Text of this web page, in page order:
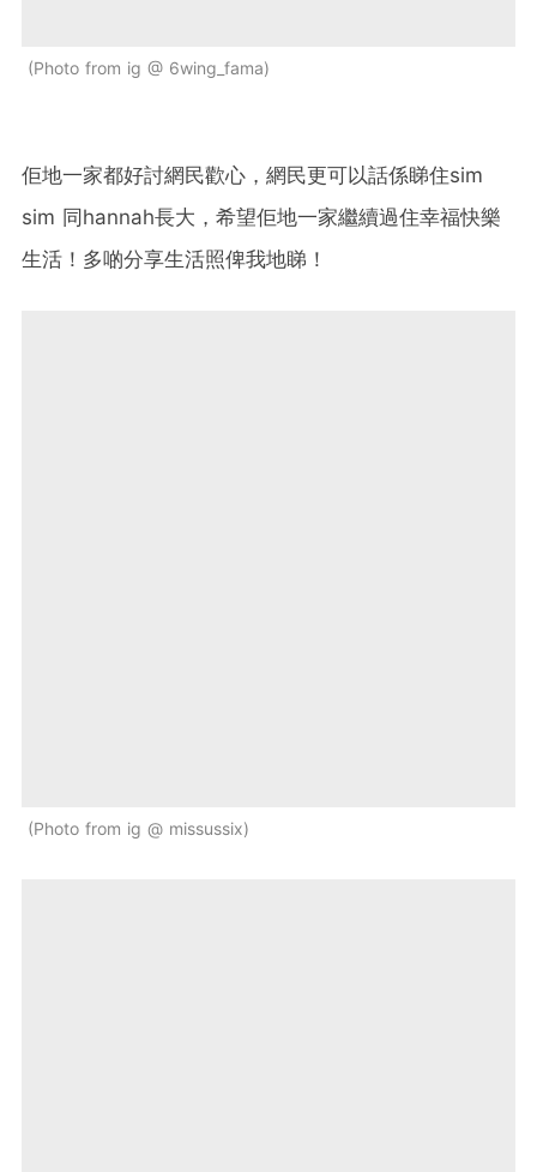
Photo from ig @ 6wing_fama
佢地一家都好討網民歡心，網民更可以話係睇住sim
sim 同hannah長大，希望佢地一家繼續過住幸福快樂
生活！多啲分享生活照俾我地睇！
Photo from ig @ missussix